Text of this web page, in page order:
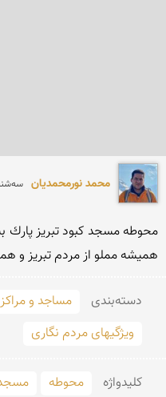
محمد نورمحمديان سه‌شنبه 26 اسفند 1393 |
همیشه مملو از مردم تبریز و
دسته‌بندی
مساجد و
ویژگیهای مردم نگاری
کلید‌واژه محوطه